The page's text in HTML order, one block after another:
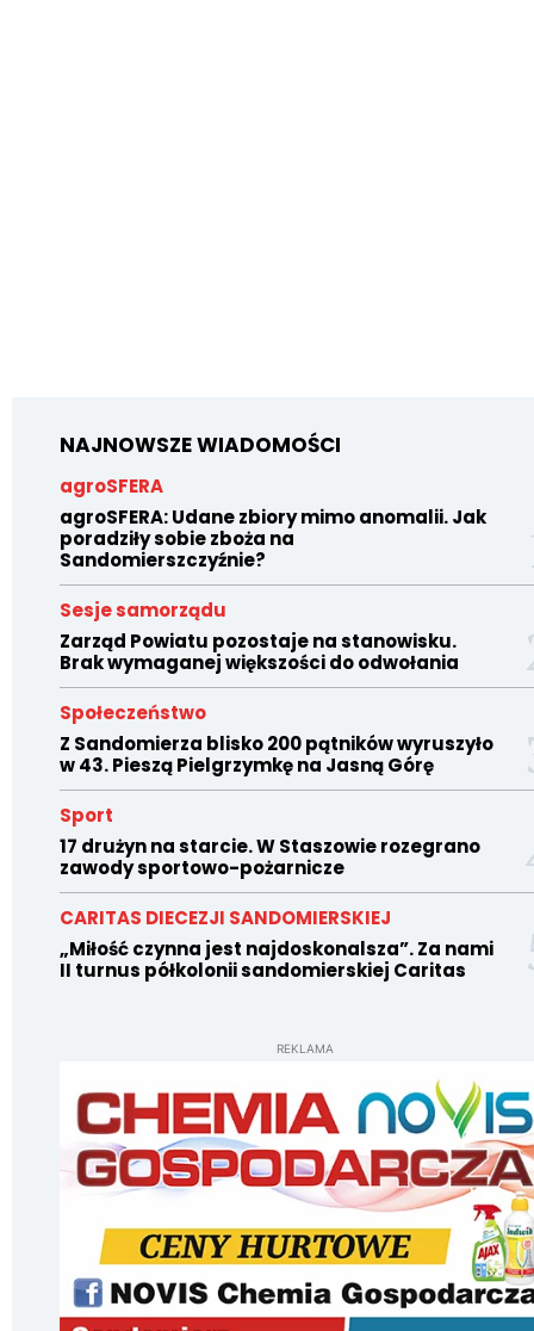
NAJNOWSZE WIADOMOŚCI
agroSFERA
agroSFERA: Udane zbiory mimo anomalii. Jak
poradziły sobie zboża na
Sandomierszczyźnie?
Sesje samorządu
Zarząd Powiatu pozostaje na stanowisku.
Brak wymaganej większości do odwołania
Społeczeństwo
Z Sandomierza blisko 200 pątników wyruszyło
w 43. Pieszą Pielgrzymkę na Jasną Górę
Sport
17 drużyn na starcie. W Staszowie rozegrano
zawody sportowo-pożarnicze
CARITAS DIECEZJI SANDOMIERSKIEJ
„Miłość czynna jest najdoskonalsza”. Za nami
II turnus półkolonii sandomierskiej Caritas
REKLAMA